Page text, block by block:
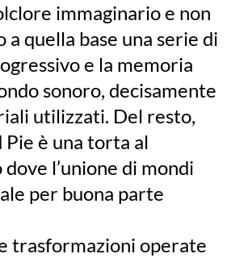
immaginario e non
quella base una serie di
e la memoria
sonoro, decisamente
utilizzati. Del resto,
Pie è una torta al
l’unione di mondi
per buona parte
trasformazioni operate